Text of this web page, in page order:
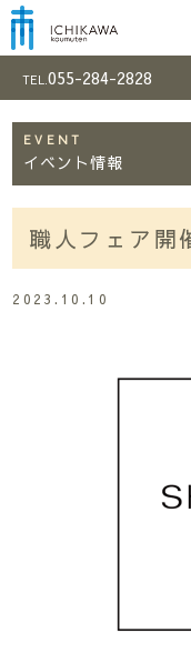
TEL.055-284-2828
EVENT
イベント情報
職人フェア
2023.10.10